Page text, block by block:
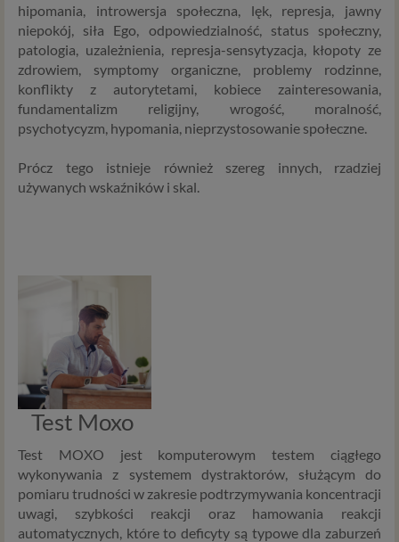
hipomania, introwersja społeczna, lęk, represja, jawny
niepokój, siła Ego, odpowiedzialność, status społeczny,
patologia, uzależnienia, represja-sensytyzacja, kłopoty ze
zdrowiem, symptomy organiczne, problemy rodzinne,
konflikty z autorytetami, kobiece zainteresowania,
fundamentalizm religijny, wrogość, moralność,
psychotycyzm, hypomania, nieprzystosowanie społeczne.
Prócz tego istnieje również szereg innych, rzadziej
używanych wskaźników i skal.
Test Moxo
Test MOXO jest komputerowym testem ciągłego
wykonywania z systemem dystraktorów, służącym do
pomiaru trudności w zakresie podtrzymywania koncentracji
uwagi, szybkości reakcji oraz hamowania reakcji
automatycznych, które to deficyty są typowe dla zaburzeń